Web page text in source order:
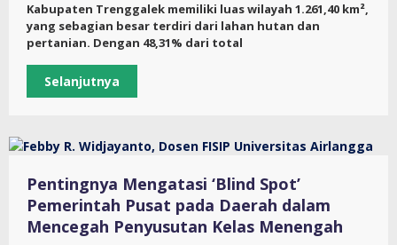
Kabupaten Trenggalek memiliki luas wilayah 1.261,40 km²,
yang sebagian besar terdiri dari lahan hutan dan
pertanian. Dengan 48,31% dari total
Selanjutnya
Pentingnya Mengatasi ‘Blind Spot’
Pemerintah Pusat pada Daerah dalam
Mencegah Penyusutan Kelas Menengah